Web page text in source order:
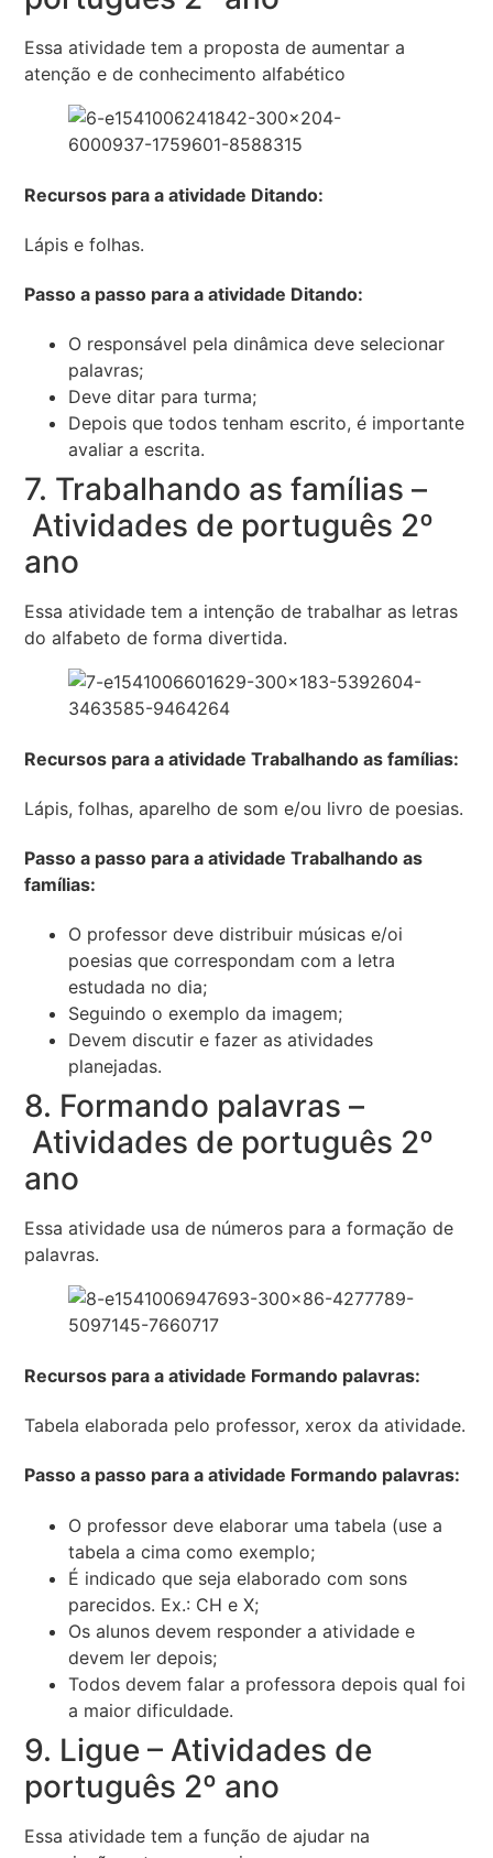
Essa atividade tem a proposta de aumentar a
atenção e de conhecimento alfabético
Recursos para a atividade Ditando:
Lápis e folhas.
Passo a passo para a atividade Ditando:
O responsável pela dinâmica deve selecionar
palavras;
Deve ditar para turma;
Depois que todos tenham escrito, é importante
avaliar a escrita.
7. Trabalhando as famílias –
Atividades de português 2º
ano
Essa atividade tem a intenção de trabalhar as letras
do alfabeto de forma divertida.
Recursos para a atividade Trabalhando as famílias:
Lápis, folhas, aparelho de som e/ou livro de poesias.
Passo a passo para a atividade Trabalhando as
famílias:
O professor deve distribuir músicas e/oi
poesias que correspondam com a letra
estudada no dia;
Seguindo o exemplo da imagem;
Devem discutir e fazer as atividades
planejadas.
8. Formando palavras –
Atividades de português 2º
ano
Essa atividade usa de números para a formação de
palavras.
Recursos para a atividade Formando palavras:
Tabela elaborada pelo professor, xerox da atividade.
Passo a passo para a atividade Formando palavras:
O professor deve elaborar uma tabela (use a
tabela a cima como exemplo;
É indicado que seja elaborado com sons
parecidos. Ex.: CH e X;
Os alunos devem responder a atividade e
devem ler depois;
Todos devem falar a professora depois qual foi
a maior dificuldade.
9. Ligue – Atividades de
português 2º ano
Essa atividade tem a função de ajudar na